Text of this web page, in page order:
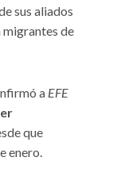
sus aliados
migrantes de
a EFE
que
enero.